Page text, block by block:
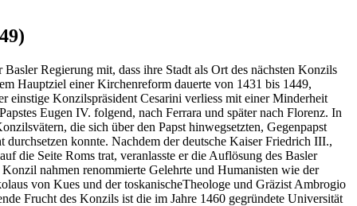
Regierung mit, dass ihre Stadt als Ort des nächsten Konzils
Hauptziel einer Kirchenreform dauerte von 1431 bis 1449,
einstige Konzilspräsident Cesarini verliess mit einer Minderheit
Eugen IV. folgend, nach Ferrara und später nach Florenz. In
die sich über den Papst hinwegsetzten, Gegenpapst
konnte. Nachdem der deutsche Kaiser Friedrich III.,
die Seite Roms trat, veranlasste er die Auflösung des Basler
nahmen renommierte Gelehrte und Humanisten wie der
von Kues und der toskanischeTheologe und Gräzist Ambrogio
Frucht des Konzils ist die im Jahre 1460 gegründete Universität